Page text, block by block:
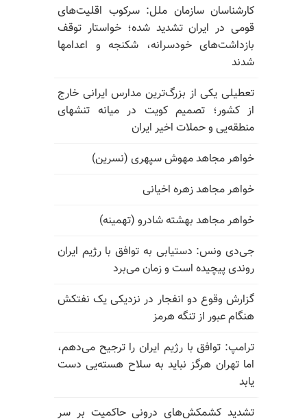
کارشناسان سازمان ملل: سرکوب اقلیت‌های
قومی در ایران تشدید شده؛ خواستار توقف
بازداشت‌های خودسرانه، شکنجه و اعدامها
شدند
تعطیلی یکی از بزرگ‌ترین مدارس ایرانی خارج
از کشور؛ تصمیم کویت در میانه تنشهای
منطقه‌یی و حملات اخیر ایران
خواهر مجاهد مهوش سپهری (نسرین)
خواهر مجاهد زهره اخیانی
خواهر مجاهد بهشته شادرو (تهمینه)
جی‌دی ونس: دستیابی به توافق با رژیم ایران
روندی پیچیده است و زمان می‌برد
گزارش وقوع دو انفجار در نزدیکی یک نفتکش
هنگام عبور از تنگه هرمز
ترامپ: توافق با رژیم ایران را ترجیح می‌دهم،
اما تهران هرگز نباید به سلاح هسته‌یی دست
یابد
تشدید کشمکش‌های درونی حاکمیت بر سر